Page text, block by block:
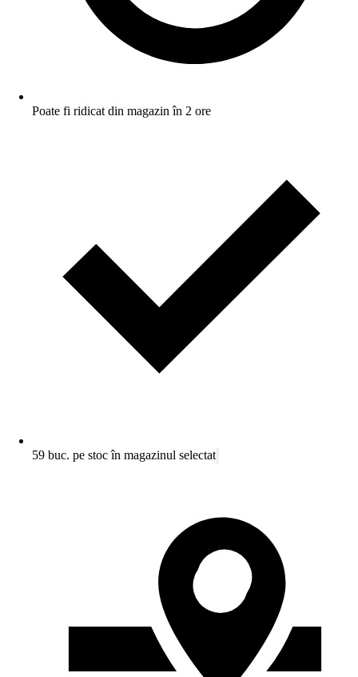
Poate fi ridicat din magazin în 2 ore
59 buc. pe stoc în magazinul selectat